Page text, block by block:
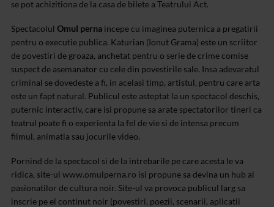
se pot achizitiona de la casa de bilete a Teatrului Act.
Spectacolul Omul perna incepe cu imaginea puternica a pregatirii
pentru o executie publica. Katurian (Ionut Grama) este un scriitor
de povestiri de groaza, anchetat pentru o serie de crime comise
suspect de asemanator cu cele din povestirile sale. Insa adevaratul
criminal se dovedeste a fi, in acelasi timp, artistul, pentru care arta
este un fapt natural. Publicul este asteptat la un spectacol deschis,
puternic interactiv, care isi propune sa arate spectatorilor tineri ca
teatrul poate fi o experienta la fel de vie si de intensa precum
filmul, animatia sau jocurile video.
Pornind de la spectacol si de la intrebarile pe care acesta le va
ridica, site-ul www.omulperna.ro isi propune sa devina un hub al
pasionatilor de cultura noir. Site-ul va provoca publicul larg sa
inscrie pe el continut noir (povestiri, poezii, scenarii, aplicatii